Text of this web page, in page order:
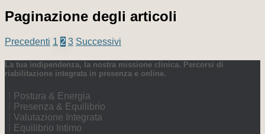
Paginazione degli articoli
Precedenti 1 2 3 Successivi
La tua indipendenza, la nostra missione clinica. Percorsi di
riabilitazione integrata in presenza e online.
Postura & Energia
Presenza & Equilibrio
Valutazione Integrata
Equilibrio Intimo